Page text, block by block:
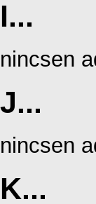
I...
nincsen
J...
nincsen
K...